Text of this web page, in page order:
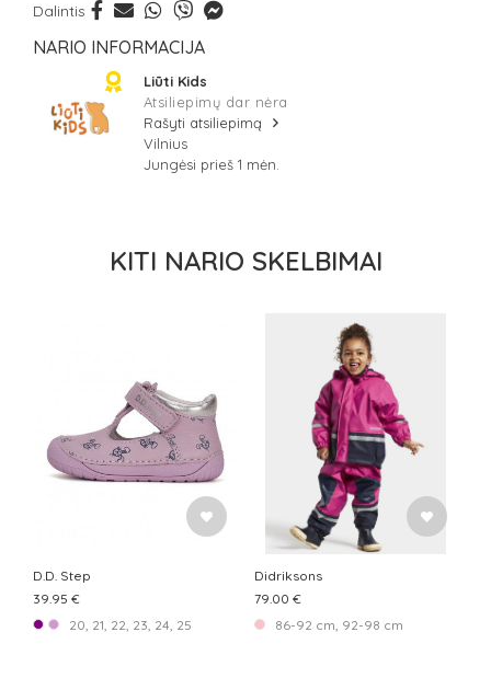
Dalintis
NARIO INFORMACIJA
Liūti Kids
Atsiliepimų dar nėra
Rašyti atsiliepimą
Vilnius
Jungėsi prieš 1 mėn.
KITI NARIO SKELBIMAI
D.D. Step
39.95 €
20, 21, 22, 23, 24, 25
Didriksons
79.00 €
86-92 cm, 92-98 cm